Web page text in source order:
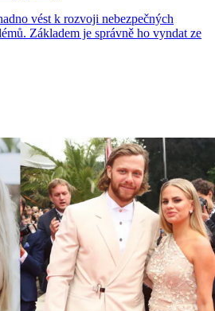
vést k rozvoji nebezpečných
Základem je správně ho vyndat ze